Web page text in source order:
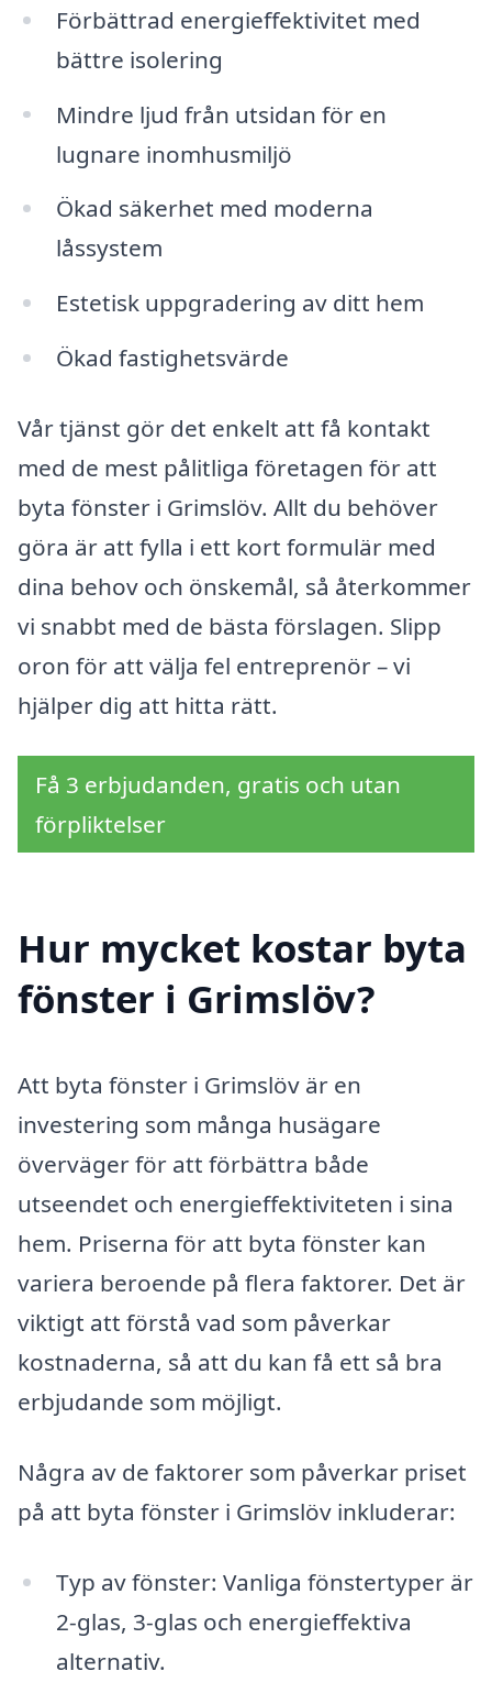
Förbättrad energieffektivitet med
bättre isolering
Mindre ljud från utsidan för en
lugnare inomhusmiljö
Ökad säkerhet med moderna
låssystem
Estetisk uppgradering av ditt hem
Ökad fastighetsvärde
Vår tjänst gör det enkelt att få kontakt
med de mest pålitliga företagen för att
byta fönster i Grimslöv. Allt du behöver
göra är att fylla i ett kort formulär med
dina behov och önskemål, så återkommer
vi snabbt med de bästa förslagen. Slipp
oron för att välja fel entreprenör – vi
hjälper dig att hitta rätt.
Få 3 erbjudanden, gratis och utan
förpliktelser
Hur mycket kostar byta
fönster i Grimslöv?
Att byta fönster i Grimslöv är en
investering som många husägare
överväger för att förbättra både
utseendet och energieffektiviteten i sina
hem. Priserna för att byta fönster kan
variera beroende på flera faktorer. Det är
viktigt att förstå vad som påverkar
kostnaderna, så att du kan få ett så bra
erbjudande som möjligt.
Några av de faktorer som påverkar priset
på att byta fönster i Grimslöv inkluderar:
Typ av fönster: Vanliga fönstertyper är
2-glas, 3-glas och energieffektiva
alternativ.